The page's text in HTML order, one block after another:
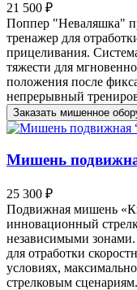
21 500 ₽
Поппер "Неваляшка"
тренажер для
прицеливания.
тяжести для
положения после
непрерывный
Заказать мишенное
Мишень
25 300 ₽
Подвижная мишень
инновационный
независимыми зонами.
для отработки
условиях,
стрелковым сценариям.